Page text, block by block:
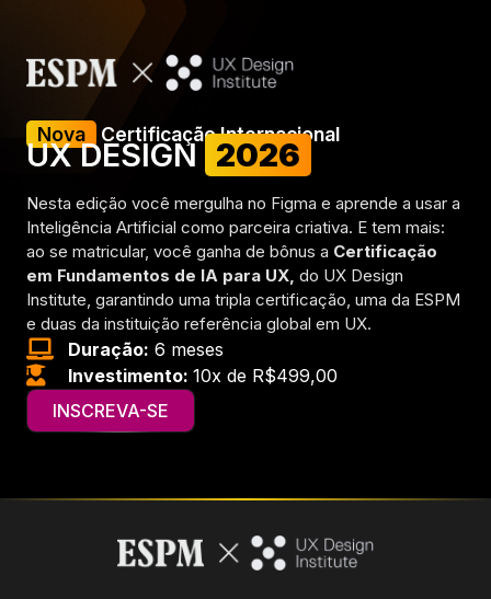
Nova Certificação Internacional
UX DESIGN 2026
Nesta edição você mergulha no Figma e aprende a usar a
Inteligência Artificial como parceira criativa. E tem mais:
ao se matricular, você ganha de bônus a Certificação
em Fundamentos de IA para UX, do UX Design
Institute, garantindo uma tripla certificação, uma da ESPM
e duas da instituição referência global em UX.
Duração: 6 meses
Investimento: 10x de R$499,00
INSCREVA-SE